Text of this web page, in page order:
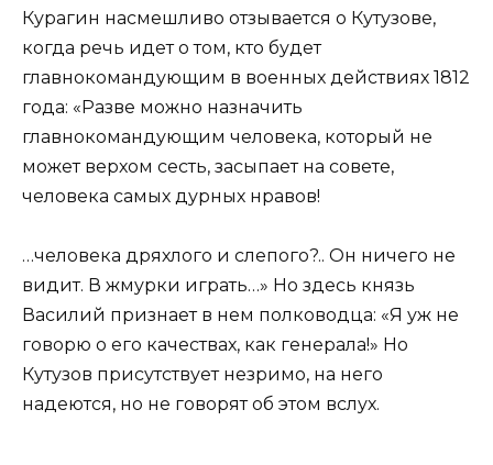
Курагин насмешливо отзывается о Кутузове,
когда речь идет о том, кто будет
главнокомандующим в военных действиях 1812
года: «Разве можно назначить
главнокомандующим человека, который не
может верхом сесть, засыпает на совете,
человека самых дурных нравов!
…человека дряхлого и слепого?.. Он ничего не
видит. В жмурки играть…» Но здесь князь
Василий признает в нем полководца: «Я уж не
говорю о его качествах, как генерала!» Но
Кутузов присутствует незримо, на него
надеются, но не говорят об этом вслух.